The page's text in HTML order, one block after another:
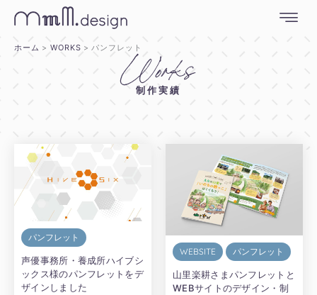
ホーム WORKS パンフレット
Works
制作実績
パンフレット
声優事務所・養成所ハイブシ
ックス様のパンフレットをデ
ザインしました
WEBSITE パンフレット
山里楽耕さまパンフレットと
WEBサイトのデザイン・制